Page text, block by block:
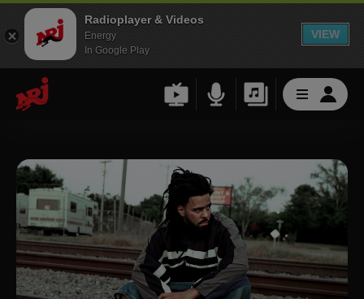
Radioplayer & Videos
Energy
In Google Play
VIEW